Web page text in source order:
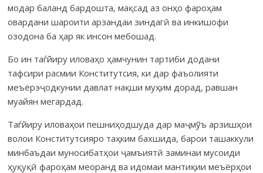
модар баланд бардошта, мақсад аз онҳо фа­роҳам
овардани шароити арзандаи зиндагӣ ва инки­шофи
озодона ба ҳар як инсон мебошад.
Бо ин таѓйиру иловаҳо ҳамчунин тартиби додани
тафсири расмии Конс­ти­тут­­сия, ки дар фаъолияти
меъёрэҷодкунии давлат нақши муҳим дорад, равшан
муайян мегардад.
Таѓйиру иловаҳои пешниҳодшуда дар маҷмўъ арзиш­ҳои
волои Кон­­сти­­тут­сияро таҳким бахшида, барои ташаккули
минбаъдаи муноси­бат­­ҳои ҷамъ­и­я­тӣ заминаи мусоиди
ҳуқуқӣ фароҳам меоранд ва идо­маи манти­қии меъёрҳои